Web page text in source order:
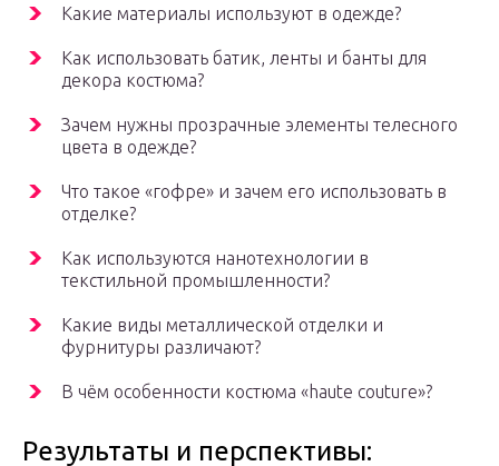
Какие материалы используют в одежде?
Как использовать батик, ленты и банты для
декора костюма?
Зачем нужны прозрачные элементы телесного
цвета в одежде?
Что такое «гофре» и зачем его использовать в
отделке?
Как используются нанотехнологии в
текстильной промышленности?
Какие виды металлической отделки и
фурнитуры различают?
В чём особенности костюма «haute couture»?
Результаты и перспективы: